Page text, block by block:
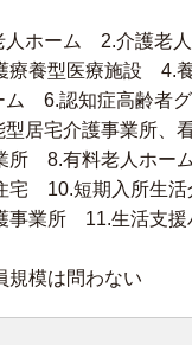
人ホーム 2.介護老
療養型医療施設 4.
ム 6.認知症高齢者
型居宅介護事業所、
所 8.有料老人ホー
宅 10.短期入所生活
護事業所 11.生
模は問わない